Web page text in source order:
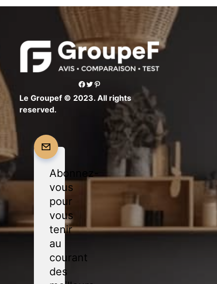
Facebook
Twitter
Pinterest
Le Groupef © 2023. All rights
reserved.
Abonnez-
vous
pour
vous
tenir
au
courant
des